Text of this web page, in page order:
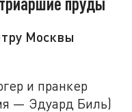
Москвы
и пранкер
— Эдуард Биль)